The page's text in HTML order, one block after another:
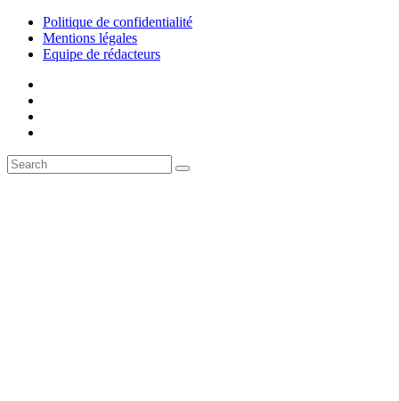
Politique de confidentialité
Mentions légales
Equipe de rédacteurs